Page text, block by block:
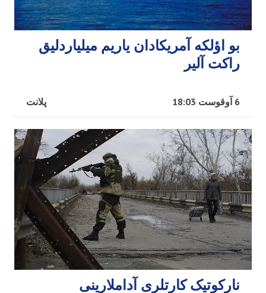
بو اؤلکه آمریکادان یاریم میلیاردلیق
راکت آلیر
پلانت 6 آوقوست 18:03
نارکوتیک کارتلری آداملارینی